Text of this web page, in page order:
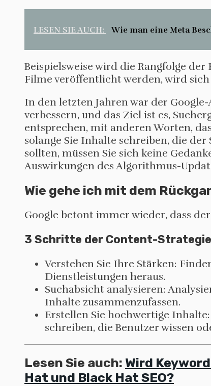
LESEN SIE AUCH: Wie man eine Meta
Beispielsweise wird die Rangfolge
Filme veröffentlicht werden, wird
In den letzten Jahren war der
verbessern, und das Ziel ist es,
entsprechen, mit anderen Worten,
solange Sie Inhalte schreiben, die
sollten, müssen Sie sich keine
Auswirkungen des Algorithmus-
Wie gehe ich mit dem
Google betont immer wieder, dass
3 Schritte der Content-Strategie
Verstehen Sie Ihre Stärken:
Dienstleistungen heraus.
Suchabsicht analysieren:
Inhalte zusammenzufassen.
Erstellen Sie hochwertige
schreiben, die Benutzer wissen
Lesen Sie auch: Wird
Hat und Black Hat SEO?